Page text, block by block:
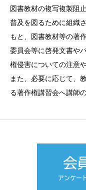
図書教材の複写複製阻
普及を図るために組織
もと、図書教材等の著
委員会等に啓発文書や
権侵害についての注意
また、必要に応じて、
る著作権講習会へ講師